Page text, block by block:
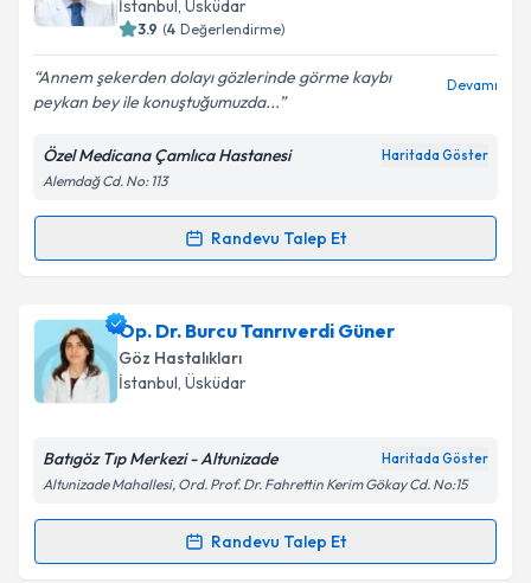
Kişisel verilerimin işlenmesine ilişkin
Aydınlatma
Metni'ni okudum ve kişisel verilerimin belirtilen
kapsamda işlenmesini kabul ediyorum.
İstanbul, Üsküdar
3.9 (4 Değerlendirme)
Annem şekerden dolayı gözlerinde görme kaybı
peykan bey ile konuştuğumuzda...
Devamı
Özel Medicana Çamlıca Hastanesi Haritada Göster
Alemdağ Cd. No: 113
Randevu Talep Et
Randevu Takvimi Talebi
Prof. Dr. Peykan Türkçüoğluiçin randevu takvimi
talebi oluşturun. Size bu uzmandan randevu almanız
için bir takvim hazırlandığında e-posta ile
bilgilendireceğiz.
Kişisel verilerimin işlenmesine ilişkinAydınlatma
Op. Dr. Burcu Tanrıverdi Güner
Göz Hastalıkları
İstanbul, Üsküdar
Batıgöz Tıp Merkezi - Altunizade Haritada Göster
Altunizade Mahallesi, Ord. Prof. Dr. Fahrettin Kerim Gökay Cd. No:15
Randevu Talep Et
Randevu Takvimi Talebi